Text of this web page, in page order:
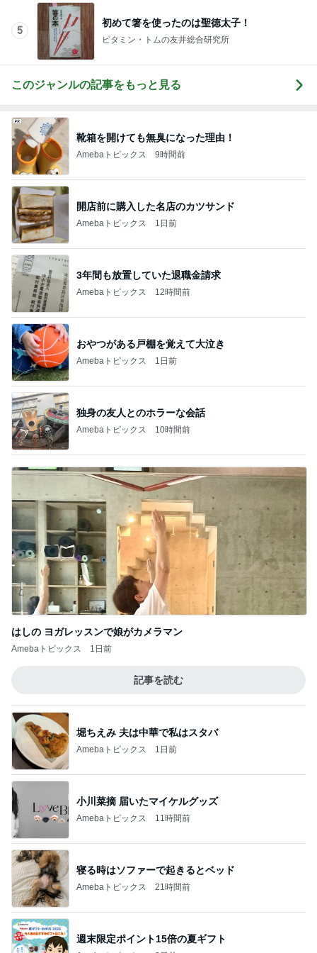
5
初めて箸を使ったのは聖徳太子！
ビタミン・トムの友井総合研究所
このジャンルの記事をもっと見る
靴箱を開けても無臭になった理由！
Amebaトピックス 9時間前
開店前に購入した名店のカツサンド
Amebaトピックス 1日前
3年間も放置していた退職金請求
Amebaトピックス 12時間前
おやつがある戸棚を覚えて大泣き
Amebaトピックス 1日前
独身の友人とのホラーな会話
Amebaトピックス 10時間前
はしの ヨガレッスンで娘がカメラマン
Amebaトピックス 1日前
記事を読む
堀ちえみ 夫は中華で私はスタバ
Amebaトピックス 1日前
小川菜摘 届いたマイケルグッズ
Amebaトピックス 11時間前
寝る時はソファーで起きるとベッド
Amebaトピックス 21時間前
週末限定ポイント15倍の夏ギフト